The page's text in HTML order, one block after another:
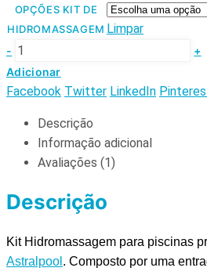
OPÇÕES KIT DE
HIDROMASSAGEM Limpar
-
+
Adicionar
Facebook Twitter LinkedIn
Descrição
Informação adicional
Avaliações (1)
Descrição
Kit Hidromassagem para piscinas
Astralpool . Composto por uma